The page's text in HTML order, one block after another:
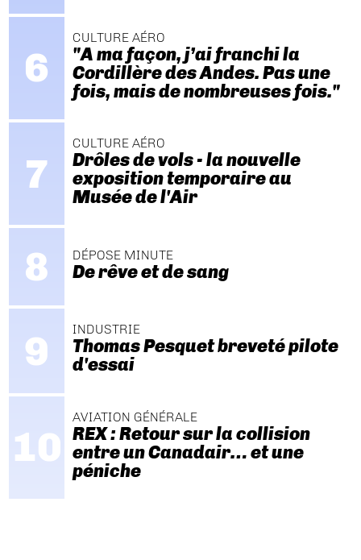
CULTURE AÉRO
"A ma façon, j’ai franchi la
Cordillère des Andes. Pas une
fois, mais de nombreuses fois."
CULTURE AÉRO
Drôles de vols - la nouvelle
exposition temporaire au
Musée de l'Air
DÉPOSE MINUTE
De rêve et de sang
INDUSTRIE
Thomas Pesquet breveté pilote
d'essai
AVIATION GÉNÉRALE
REX : Retour sur la collision
entre un Canadair… et une
péniche